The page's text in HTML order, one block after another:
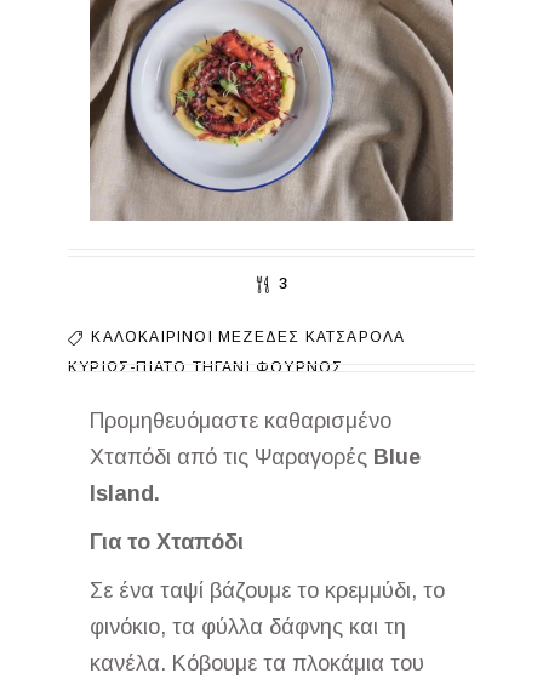
3
ΚΑΛΟΚΑΙΡΙΝΟΊ ΜΕΖΈΔΕΣ ΚΑΤΣΑΡΌΛΑ
ΚΥΡΊΩΣ-ΠΙΆΤΟΤΗΓΆΝΙΦΟΎΡΝΟΣ
Προμηθευόμαστε καθαρισμένο
Χταπόδι από τις Ψαραγορές Blue
Island.
Για το Χταπόδι
Σε ένα ταψί βάζουμε το κρεμμύδι, το
φινόκιο, τα φύλλα δάφνης και τη
κανέλα. Κόβουμε τα πλοκάμια του